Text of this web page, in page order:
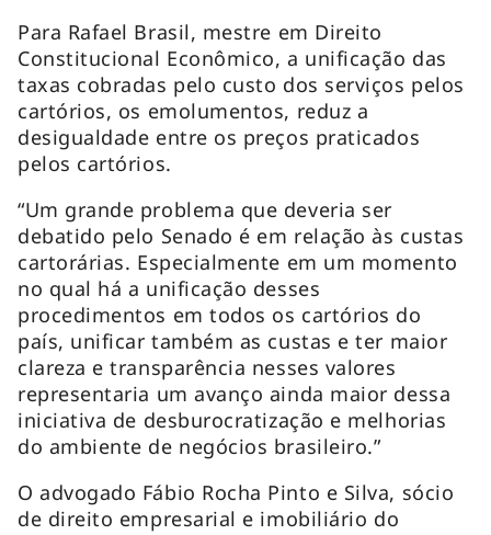
Para Rafael Brasil, mestre em Direito
Constitucional Econômico, a unificação das
taxas cobradas pelo custo dos serviços pelos
cartórios, os emolumentos, reduz a
desigualdade entre os preços praticados
pelos cartórios.
“Um grande problema que deveria ser
debatido pelo Senado é em relação às custas
cartorárias. Especialmente em um momento
no qual há a unificação desses
procedimentos em todos os cartórios do
país, unificar também as custas e ter maior
clareza e transparência nesses valores
representaria um avanço ainda maior dessa
iniciativa de desburocratização e melhorias
do ambiente de negócios brasileiro.”
O advogado Fábio Rocha Pinto e Silva, sócio
de direito empresarial e imobiliário do